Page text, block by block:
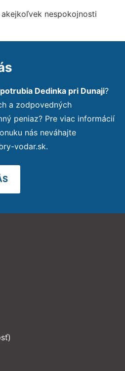
nespokojnosti
Dedinka pri Dunaji?
a zodpovedných
peniaz? Pre viac informácií
nás neváhajte
vodar.sk.